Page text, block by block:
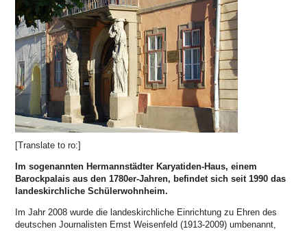
[Translate to ro:]
Im sogenannten Hermannstädter Karyatiden-Haus, einem
Barockpalais aus den 1780er-Jahren, befindet sich seit 1990 das
landeskirchliche Schülerwohnheim.
Im Jahr 2008 wurde die landeskirchliche Einrichtung zu Ehren des
deutschen Journalisten Ernst Weisenfeld (1913-2009) umbenannt,